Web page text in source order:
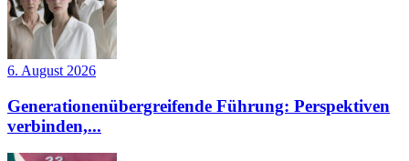
6. August 2026
Generationenübergreifende Führung: Perspektiven
verbinden,...